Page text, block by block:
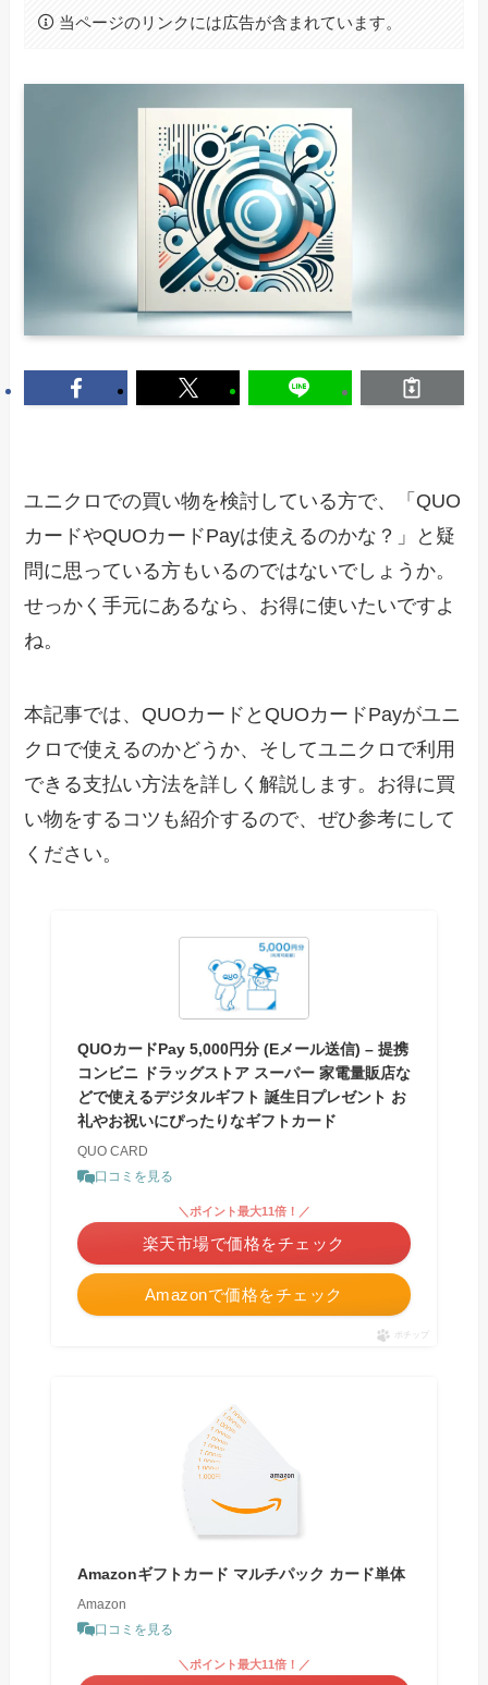
当ページのリンクには広告が含まれています。
ユニクロでの買い物を検討している方で、「QUO
カードやQUOカードPayは使えるのかな？」と疑
問に思っている方もいるのではないでしょうか。
せっかく手元にあるなら、お得に使いたいですよ
ね。
本記事では、QUOカードとQUOカードPayがユニ
クロで使えるのかどうか、そしてユニクロで利用
できる支払い方法を詳しく解説します。お得に買
い物をするコツも紹介するので、ぜひ参考にして
ください。
QUOカードPay 5,000円分 (Eメール送信) – 提携
コンビニ ドラッグストア スーパー 家電量販店な
どで使えるデジタルギフト 誕生日プレゼント お
礼やお祝いにぴったりなギフトカード
QUO CARD
口コミを見る
Amazonで価格をチェック
＼ポイント最大11倍！／
楽天市場で価格をチェック
ポチップ
Amazonギフトカード マルチパック カード単体
Amazon
口コミを見る
＼ポイント最大11倍！／